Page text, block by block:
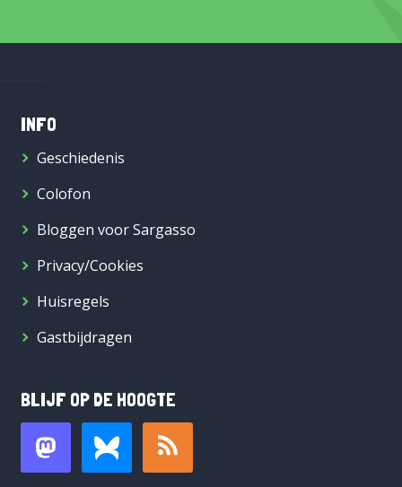
INFO
Geschiedenis
Colofon
Bloggen voor Sargasso
Privacy/Cookies
Huisregels
Gastbijdragen
BLIJF OP DE HOOGTE